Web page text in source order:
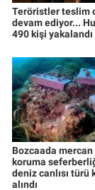
Teröristler teslim
devam ediyor...
490 kişi yakalandı
Bozcaada
koruma
deniz canlısı türü
alındı